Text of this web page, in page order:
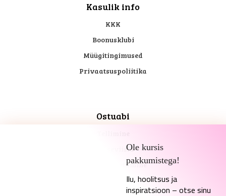
Ole kursis
pakkumistega!
Ilu, hoolitsus ja
inspiratsioon – otse sinu
Kasulik info
KKK
Boonusklubi
Müügitingimused
Privaatsuspoliitika
Ostuabi
Makseviisid
Kohaletoimetamine
Tagastusõigus